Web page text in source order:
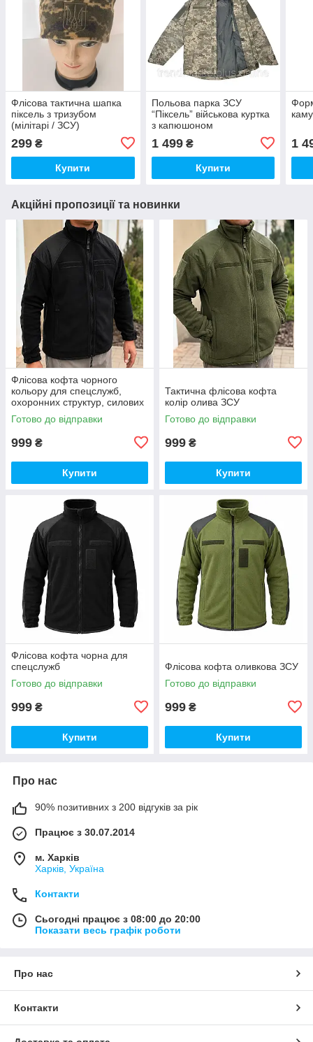
Флісова тактична шапка
піксель з тризубом
(мілітарі / ЗСУ)
299 ₴
Купити
Польова парка ЗСУ
“Піксель” військова куртка
з капюшоном
1 499₴
Купити
1
Акційні пропозиції та новинки
Флісова кофта чорного
кольору для спецслужб,
охоронних структур, силових
підрозділів
Готово до відправки
999 ₴
Купити
Тактична флісова кофта
колір олива ЗСУ
Готово до відправки
999 ₴
Купити
Флісова кофта чорна для
спецслужб
Готово до відправки
999 ₴
Купити
Флісова кофта оливкова ЗСУ
Готово до відправки
999 ₴
Купити
Про нас
90% позитивних з 200 відгуків за рік
Працює з 30.07.2014
м. Харків
Харків, Україна
Контакти
Сьогодні працює з 08:00 до 20:00
Показати весь графік роботи
Про нас
Контакти